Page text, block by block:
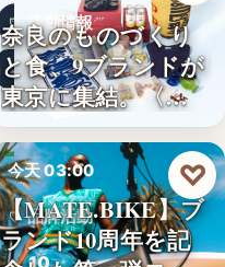
活動情報
9
奈良のものづくり
と食、9ブランドが
東京に集結。〈…
今天 03:00
品牌活動
10
【MATE.BIKE】ブ
ランド10周年を記
♡